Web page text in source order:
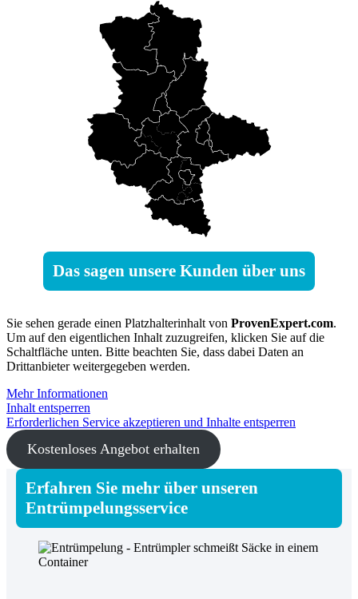
Das sagen unsere Kunden über uns
Sie sehen gerade einen Platzhalterinhalt von ProvenExpert.com.
Um auf den eigentlichen Inhalt zuzugreifen, klicken Sie auf die
Schaltfläche unten. Bitte beachten Sie, dass dabei Daten an
Drittanbieter weitergegeben werden.
Mehr Informationen
Inhalt entsperren
Erforderlichen Service akzeptieren und Inhalte entsperren
Kostenloses Angebot erhalten
Erfahren Sie mehr über unseren
Entrümpelungsservice